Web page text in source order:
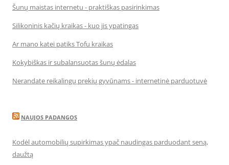
Šunų maistas internetu - praktiškas pasirinkimas
Silikoninis kačių kraikas - kuo jis ypatingas
Ar mano katei patiks Tofu kraikas
Kokybiškas ir subalansuotas šunų ėdalas
Nerandate reikalingų prekių gyvūnams - internetinė parduotuvė
NAUJOS PADANGOS
Kodėl automobilių supirkimas ypač naudingas parduodant seną,
daužtą